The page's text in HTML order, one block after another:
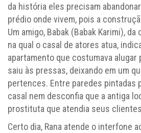
da história eles precisam
prédio onde vivem, pois a
Um amigo, Babak (Babak Karimi),
na qual o casal de atores atua,
apartamento que costumava alugar
saiu às pressas, deixando em um
pertences. Entre paredes pintadas
casal nem desconfia que a antiga
prostituta que atendia seus
Certo dia, Rana atende o interfone